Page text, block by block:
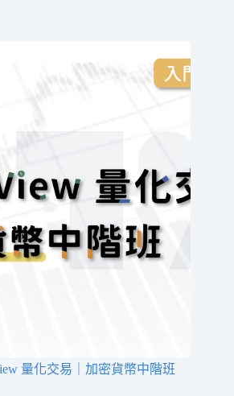
量化交易｜加密貨幣中階班